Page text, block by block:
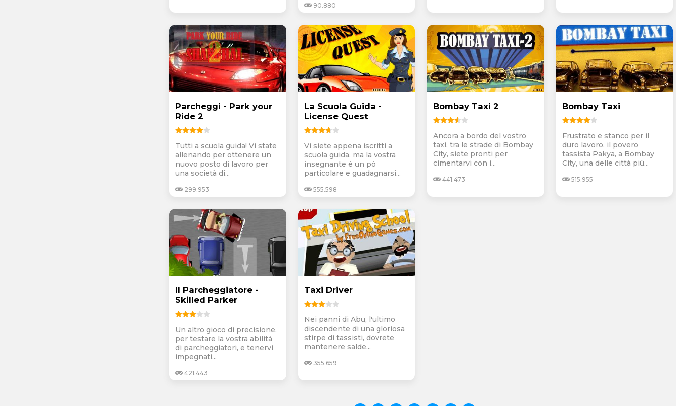
90.880
Parcheggi - Park your
Ride 2
Tutti a scuola guida! Vi state
allenando per ottenere un
nuovo posto di lavoro per
una società di...
299.953
La Scuola Guida -
License Quest
Vi siete appena iscritti a
scuola guida, ma la vostra
insegnante è un pò
particolare e guadagnarsi...
555.598
Bombay Taxi 2
Ancora a bordo del vostro
taxi, tra le strade di Bombay
City, siete pronti per
cimentarvi con i...
441.473
Bombay Taxi
Frustrato e stanco per il
duro lavoro, il povero
tassista Pakya, a Bombay
City, una delle città più...
515.955
Il Parcheggiatore -
Skilled Parker
Un altro gioco di precisione,
per testare la vostra abilità
di parcheggiatori, e tenervi
impegnati...
421.443
Taxi Driver
Nei panni di Abu, l'ultimo
discendente di una gloriosa
stirpe di tassisti, dovrete
mantenere salde...
355.659